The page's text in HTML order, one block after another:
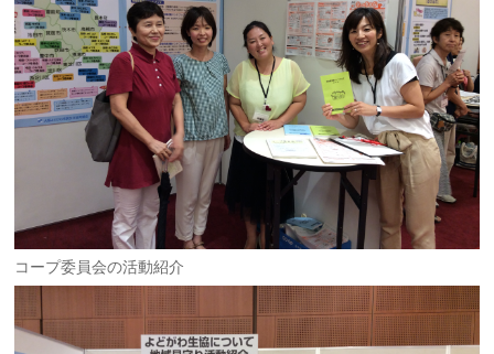
コープ委員会の活動紹介